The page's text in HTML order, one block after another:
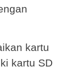
kartu
kartu SD